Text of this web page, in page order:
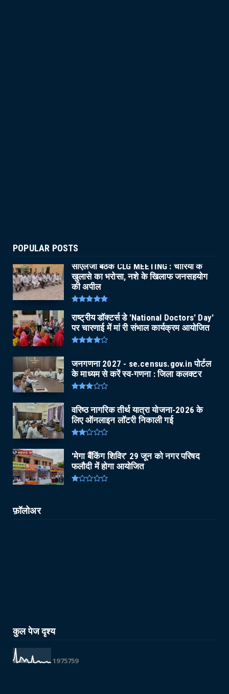
POPULAR POSTS
सीएलजी बैठक CLG MEETING : चोरियों के
खुलासे का भरोसा, नशे के खिलाफ जनसहयोग
की अपील
राष्ट्रीय डॉक्टर्स डे 'National Doctors' Day'
पर चारणाई में मां री संभाल कार्यक्रम आयोजित
जनगणना 2027 - se.census.gov.in पोर्टल
के माध्यम से करें स्व-गणना : जिला कलक्टर
वरिष्ठ नागरिक तीर्थ यात्रा योजना-2026 के
लिए ऑनलाइन लॉटरी निकाली गई
'मेगा बैंकिंग शिविर' 29 जून को नगर परिषद
फलौदी में होगा आयोजित
फ़ॉलोअर
कुल पेज दृश्य
1975759